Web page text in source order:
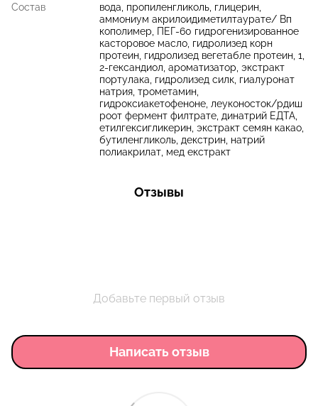
Состав
вода, пропиленгликоль, глицерин,
аммониум акрилоидиметилтаурате/ Вп
кополимер, ПЕГ-60 гидрогенизированное
касторовое масло, гидролизед корн
протеин, гидролизед вегетабле протеин, 1,
2-гександиол, ароматизатор, экстракт
портулака, гидролизед силк, гиалуронат
натрия, трометамин,
гидроксиакетофеноне, леуконосток/рдиш
роот фермент филтрате, динатрий ЕДТА,
етилгексигликерин, экстракт семян какао,
бутиленгликоль, декстрин, натрий
полиакрилат, мед екстракт
Отзывы
Добавьте первый отзыв
Написать отзыв